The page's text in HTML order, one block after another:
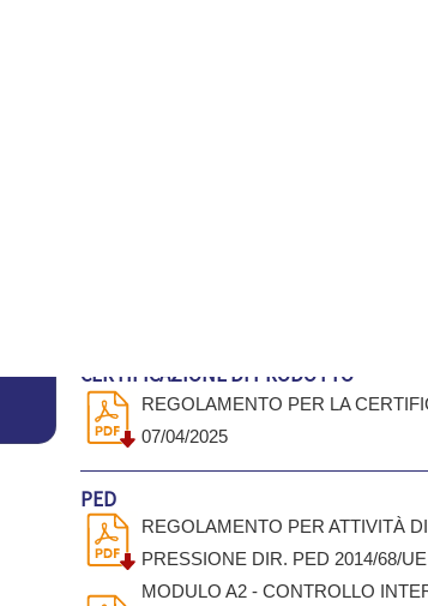
REGOLAMENTO SPECIFICO PER LA
REGOLAMENTO PER LA
REGOLAMENTO PER LA
REGOLAMENTO PER LA
CERTIFICAZIONE DI PRODOTTO
REGOLAMENTO PER LA
07/04/2025
PED
REGOLAMENTO PER ATTIVITÀ
PRESSIONE DIR. PED 2014/68/
MODULO A2 - CONTROLLO